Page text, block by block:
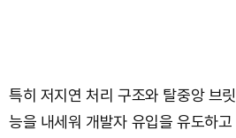
특히 저지연 처리 구조와 탈중앙 브
능을 내세워 개발자 유입을 유도하